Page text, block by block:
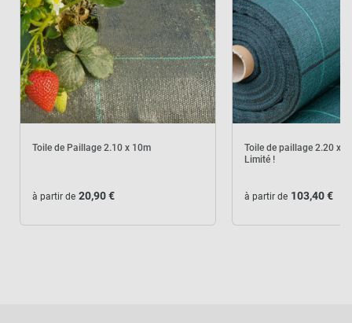
AJOUTER L'ENSEMBLE AU
PANIER
Toile de Paillage 2.10 x 10m
à partir de 20,90 €
Toile de paillage 2.20 x
Limité !
à partir de 103,40 €